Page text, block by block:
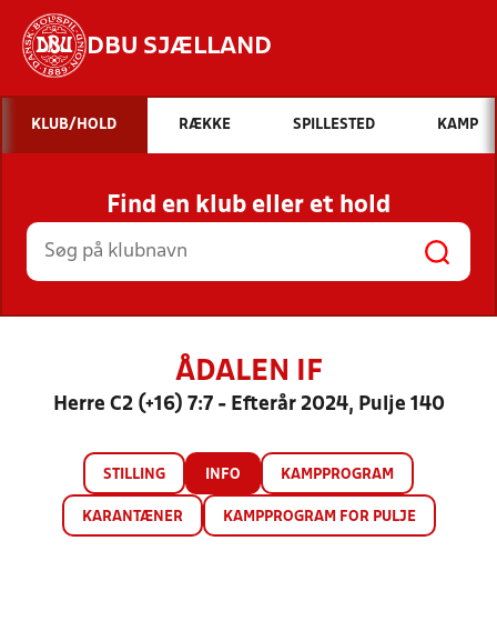
DBU SJÆLLAND
Hvad vil du søge efter?
INDHOLD OG NYHEDER
STILLINGER, RESULTATER, KLUBBER OG
HOLD
KLUB/HOLD RÆKKE SPILLESTED KAMP
Find en klub eller et hold
ÅDALEN IF
Herre C2 (+16) 7:7 - Efterår 2024, Pulje 140
STILLING INFO KAMPPROGRAM
KARANTÆNER KAMPPROGRAM FOR PULJE